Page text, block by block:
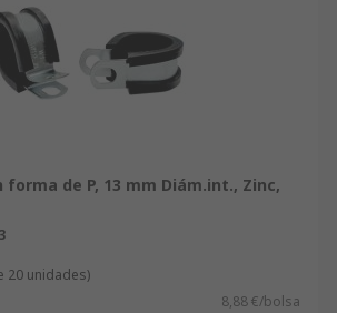
forma de P, 13 mm Diám.int., Zinc,
20 unidades)
8,88 €/bolsa